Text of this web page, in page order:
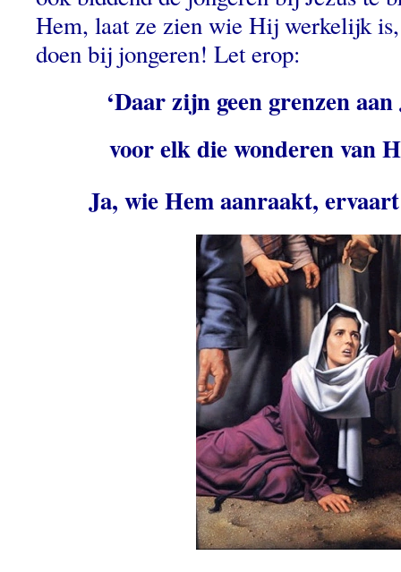
Hem, laat ze zien wie Hij werkelijk
doen bij jongeren! Let erop:
‘Daar zijn geen grenzen aan
voor elk die wonderen van
Ja, wie Hem aanraakt,